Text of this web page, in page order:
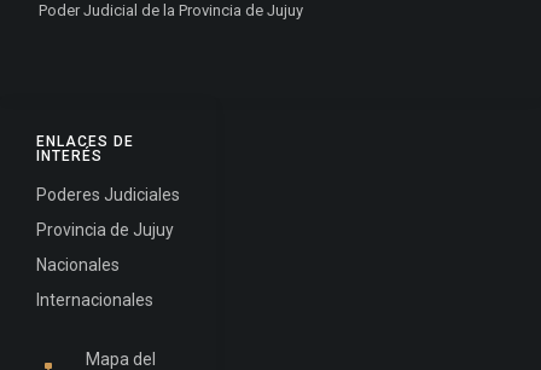
ENLACES DE
INTERÉS
Poderes Judiciales
Provincia de Jujuy
Nacionales
Internacionales
Mapa del
Poder Judicial de la Provincia de Jujuy